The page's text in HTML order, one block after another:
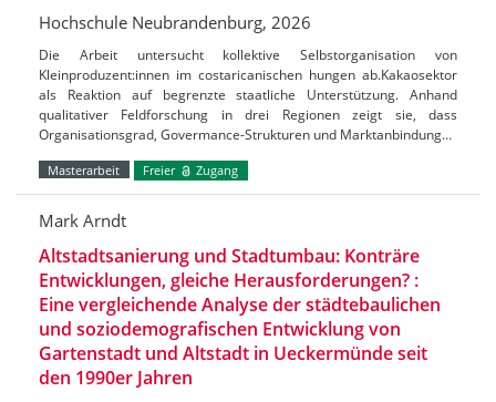
Hochschule Neubrandenburg, 2026
Die Arbeit untersucht kollektive Selbstorganisation von
Kleinproduzent:innen im costaricanischen hungen ab.Kakaosektor
als Reaktion auf begrenzte staatliche Unterstützung. Anhand
qualitativer Feldforschung in drei Regionen zeigt sie, dass
Organisationsgrad, Govermance-Strukturen und Marktanbindung…
Masterarbeit Freier Zugang
Mark Arndt
Altstadtsanierung und Stadtumbau: Konträre
Entwicklungen, gleiche Herausforderungen? :
Eine vergleichende Analyse der städtebaulichen
und soziodemografischen Entwicklung von
Gartenstadt und Altstadt in Ueckermünde seit
den 1990er Jahren